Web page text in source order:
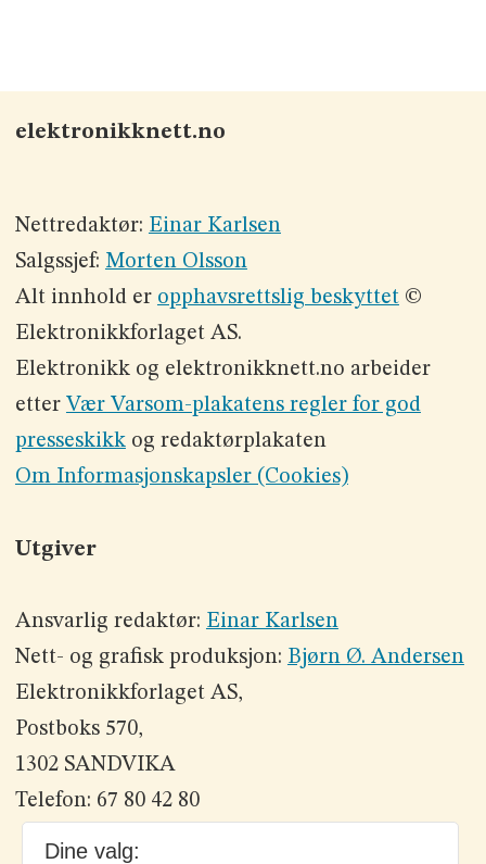
elektronikknett.no
Nettredaktør: Einar Karlsen
Salgssjef: Morten Olsson
Alt innhold er opphavsrettslig beskyttet©
Elektronikkforlaget AS.
Elektronikk og elektronikknett.no arbeider
etter Vær Varsom-plakatens regler for god
presseskikkog redaktørplakaten
Om Informasjonskapsler (Cookies)
Utgiver
Ansvarlig redaktør: Einar Karlsen
Nett- og grafisk produksjon: Bjørn Ø. Andersen
Elektronikkforlaget AS,
Postboks 570,
1302 SANDVIKA
Telefon: 67 80 42 80
Dine valg: